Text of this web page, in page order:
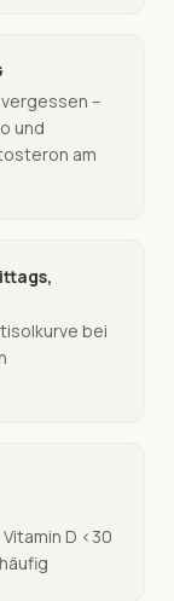
–
und
am
bei
D <30